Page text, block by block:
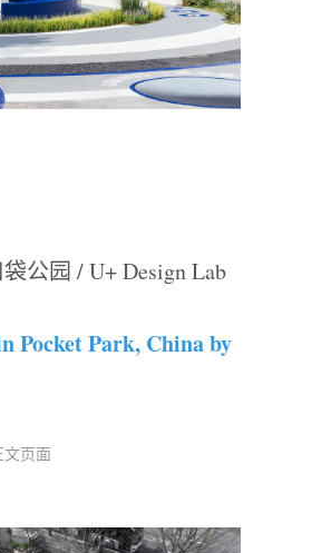
公园 / U+ Design Lab
Pocket Park, China by
文页面